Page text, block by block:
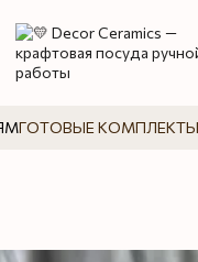
ГОТОВЫЕ КОМПЛЕКТЫ